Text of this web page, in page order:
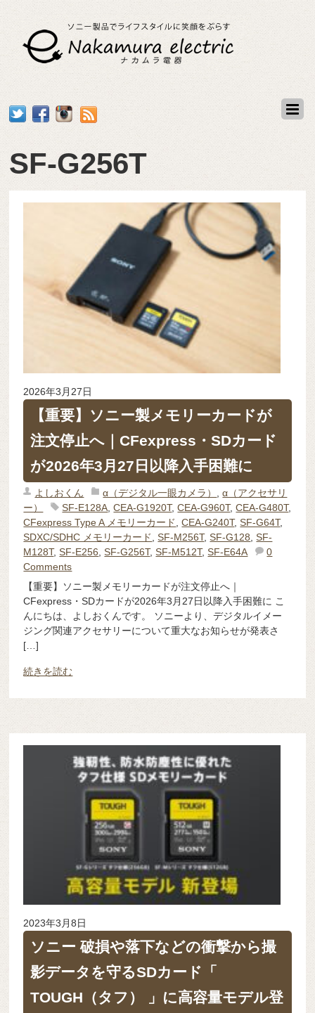
SF-G256T
2026年3月27日
【重要】ソニー製メモリーカードが
注文停止へ｜CFexpress・SDカード
が2026年3月27日以降入手困難に
よしおくん α（デジタル一眼カメラ） ,α（アクセサリ
ー）
SF-E128A ,CEA-G1920T,CEA-G960T,CEA-G480T,
CFexpress Type A メモリーカード
,CEA-G240T,SF-G64T,
SDXC/SDHC メモリーカード
,SF-M256T,SF-G128 ,SF-
M128T,SF-E256 ,SF-G256T,SF-M512T,SF-E64A
0
Comments
【重要】ソニー製メモリーカードが注文停止へ｜
CFexpress・SDカードが2026年3月27日以降入手困難に こ
んにちは、よしおくんです。 ソニーより、デジタルイメー
ジング関連アクセサリーについて重大なお知らせが発表さ
[…]
続きを読む
2023年3月8日
ソニー 破損や落下などの衝撃から撮
影データを守るSDカード「
TOUGH（タフ） 」に高容量モデル登